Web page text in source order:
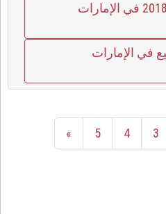
في الإمارات
3
4
5
»